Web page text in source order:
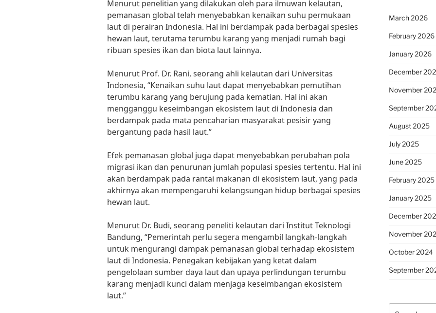
Menurut penelitian yang dilakukan oleh para ilmuwan kelautan,
pemanasan global telah menyebabkan kenaikan suhu permukaan
laut di perairan Indonesia. Hal ini berdampak pada berbagai spesies
hewan laut, terutama terumbu karang yang menjadi rumah bagi
ribuan spesies ikan dan biota laut lainnya.
Menurut Prof. Dr. Rani, seorang ahli kelautan dari Universitas
Indonesia, “Kenaikan suhu laut dapat menyebabkan pemutihan
terumbu karang yang berujung pada kematian. Hal ini akan
mengganggu keseimbangan ekosistem laut di Indonesia dan
berdampak pada mata pencaharian masyarakat pesisir yang
bergantung pada hasil laut.”
Efek pemanasan global juga dapat menyebabkan perubahan pola
migrasi ikan dan penurunan jumlah populasi spesies tertentu. Hal ini
akan berdampak pada rantai makanan di ekosistem laut, yang pada
akhirnya akan mempengaruhi kelangsungan hidup berbagai spesies
hewan laut.
Menurut Dr. Budi, seorang peneliti kelautan dari Institut Teknologi
Bandung, “Pemerintah perlu segera mengambil langkah-langkah
untuk mengurangi dampak pemanasan global terhadap ekosistem
laut di Indonesia. Penegakan kebijakan yang ketat dalam
pengelolaan sumber daya laut dan upaya perlindungan terumbu
karang menjadi kunci dalam menjaga keseimbangan ekosistem
laut.”
March 2026
February 2026
January 2026
December
November
September
August 2025
July 2025
June 2025
February 2025
January 2025
December
November
October 2024
September